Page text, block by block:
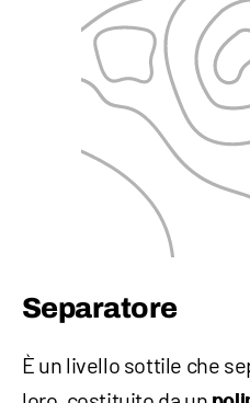
Separatore
È un livello sottile che